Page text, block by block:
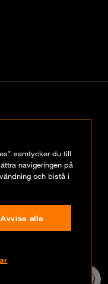
samtycker du till
navigeringen på
och bistå i
Avvisa alla